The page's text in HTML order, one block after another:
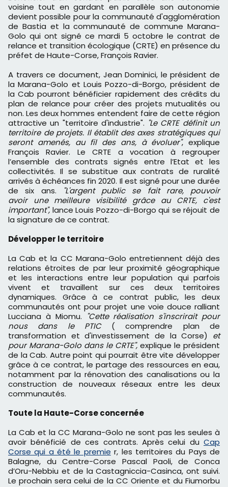
voisine tout en gardant en parallèle son autonomie
devient possible pour la communauté d'agglomération
de Bastia et la communauté de commune Marana-
Golo qui ont signé ce mardi 5 octobre le contrat de
relance et transition écologique (CRTE) en présence du
préfet de Haute-Corse, François Ravier.
A travers ce document, Jean Dominici, le président de
la Marana-Golo et Louis Pozzo-di-Borgo, président de
la Cab pourront bénéficier rapidement des crédits du
plan de relance pour créer des projets mutualités ou
non. Les deux hommes entendent faire de cette région
attractive un "territoire d'industrie". "Le CRTE définit un
territoire de projets. Il établit des axes stratégiques qui
seront amenés, au fil des ans, à évoluer", explique
François Ravier. Le CRTE a vocation à regrouper
l’ensemble des contrats signés entre l’Etat et les
collectivités. Il se substitue aux contrats de ruralité
arrivés à échéances fin 2020. Il est signé pour une durée
de six ans.
"L'argent public se fait rare, pouvoir
avoir une meilleure visibilité grâce au CRTE, c'est
important", lance Louis Pozzo-di-Borgo qui se réjouit de
la signature de ce contrat.
Développer le territoire
La Cab et la CC Marana-Golo entretiennent déjà des
relations étroites de par leur proximité géographique
et les interactions entre leur population qui parfois
vivent et travaillent sur ces deux territoires
dynamiques. Grâce à ce contrat public, les deux
communautés ont pour projet une voie douce ralliant
Lucciana à Miomu.
"Cette réalisation s'inscrirait pour
nous dans le PTIC ( comprendre plan de
transformation et d'investissement de la Corse)
et
pour Marana-Golo dans le CRTE", explique le président
de la Cab. Autre point qui pourrait être vite développer
grâce à ce contrat, le partage des ressources en eau,
notamment par la rénovation des canalisations ou la
construction de nouveaux réseaux entre les deux
communautés.
Toute la Haute-Corse concernée
La Cab et la CC Marana-Golo ne sont pas les seules à
avoir bénéficié de ces contrats. Après celui du Cap
Corse qui a été le premie r, les territoires du Pays de
Balagne, du Centre-Corse Pascal Paoli, de Conca
d’Oru-Nebbiu et de la Castagniccia-Casinca, ont suivi.
Le prochain sera celui de la CC Oriente et du Fiumorbu